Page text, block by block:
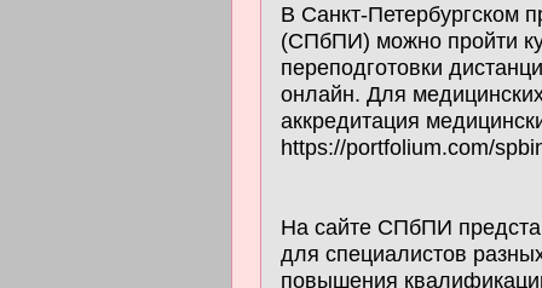
В Санкт-Петербургском
(СПбПИ) можно пройти
переподготовки
онлайн. Для
аккредитация
https://portfolium.com/
На сайте СПбПИ
для специалистов
повышения